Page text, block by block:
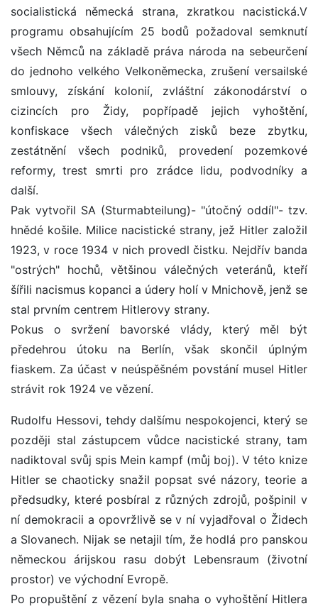
socialistická německá strana, zkratkou nacistická.V
programu obsahujícím 25 bodů požadoval semknutí
všech Němců na základě práva národa na sebeurčení
do jednoho velkého Velkoněmecka, zrušení versailské
smlouvy, získání kolonií, zvláštní zákonodárství o
cizincích pro Židy, popřípadě jejich vyhoštění,
konfiskace všech válečných zisků beze zbytku,
zestátnění všech podniků, provedení pozemkové
reformy, trest smrti pro zrádce lidu, podvodníky a
další.
Pak vytvořil SA (Sturmabteilung)- "útočný oddíl"- tzv.
hnědé košile. Milice nacistické strany, jež Hitler založil
1923, v roce 1934 v nich provedl čistku. Nejdřív banda
"ostrých" hochů, většinou válečných veteránů, kteří
šířili nacismus kopanci a údery holí v Mnichově, jenž se
stal prvním centrem Hitlerovy strany.
Pokus o svržení bavorské vlády, který měl být
předehrou útoku na Berlín, však skončil úplným
fiaskem. Za účast v neúspěšném povstání musel Hitler
strávit rok 1924 ve vězení.
Rudolfu Hessovi, tehdy dalšímu nespokojenci, který se
později stal zástupcem vůdce nacistické strany, tam
nadiktoval svůj spis Mein kampf (můj boj). V této knize
Hitler se chaoticky snažil popsat své názory, teorie a
předsudky, které posbíral z různých zdrojů, pošpinil v
ní demokracii a opovržlivě se v ní vyjadřoval o Židech
a Slovanech. Nijak se netajil tím, že hodlá pro panskou
německou árijskou rasu dobýt Lebensraum (životní
prostor) ve východní Evropě.
Po propuštění z vězení byla snaha o vyhoštění Hitlera